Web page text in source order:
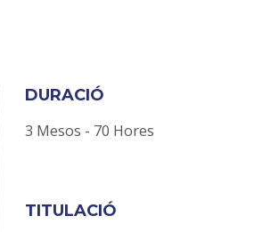
DURACIÓ
3 Mesos - 70 Hores
TITULACIÓ